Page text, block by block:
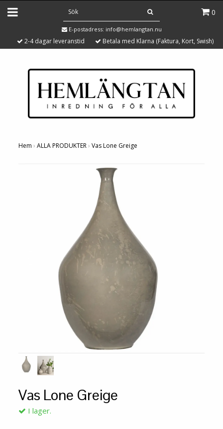
0
E-postadress: info@hemlangtan.nu
2-4 dagar leveranstid Betala med Klarna (Faktura, Kort, Swish)
Hem › ALLA PRODUKTER› Vas Lone Greige
Vas Lone Greige
I lager.